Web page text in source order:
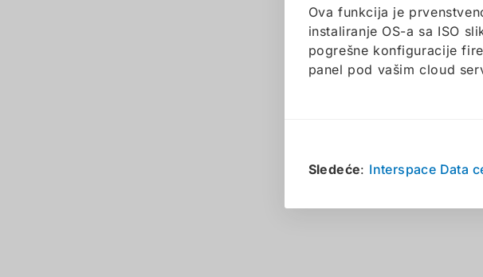
Ova funkcija je
instaliranje OS-a sa ISO
pogrešne konfiguracije
panel pod vašim cloud
Sledeće: Interspace Data